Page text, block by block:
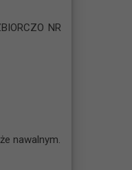
NR
nawalnym.